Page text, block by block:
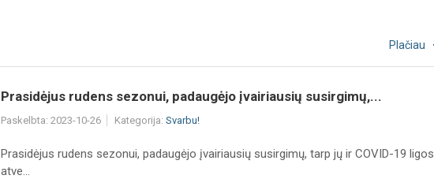
Plačiau
Prasidėjus rudens sezonui, padaugėjo įvairiausių susirgimų,...
Paskelbta: 2023-10-26 Kategorija: Svarbu!
Prasidėjus rudens sezonui, padaugėjo įvairiausių susirgimų, tarp jų ir COVID-19 ligos
atve...